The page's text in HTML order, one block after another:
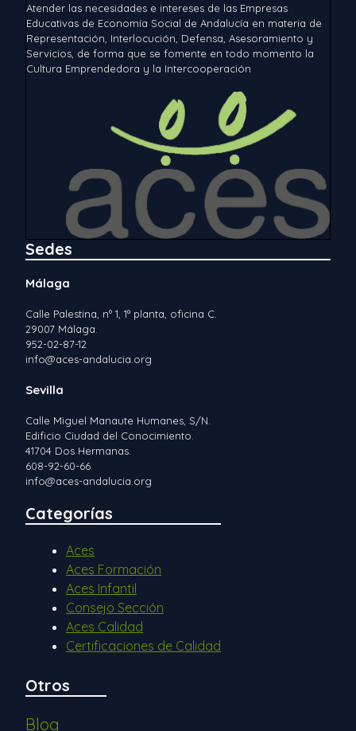
Atender las necesidades e intereses de las Empresas
Educativas de Economía Social de Andalucía en materia de
Representación, Interlocución, Defensa, Asesoramiento y
Servicios, de forma que se fomente en todo momento la
Cultura Emprendedora y la Intercooperación
Sedes
Málaga
Calle Palestina, nº 1, 1ª planta, oficina C.
29007 Málaga.
952-02-87-12
info@aces-andalucia.org
Sevilla
Calle Miguel Manaute Humanes, S/N.
Edificio Ciudad del Conocimiento.
41704 Dos Hermanas.
608-92-60-66
info@aces-andalucia.org
Categorías
Aces
Aces Formación
Aces Infantil
Consejo Sección
Aces Calidad
Certificaciones de Calidad
Otros
Blog